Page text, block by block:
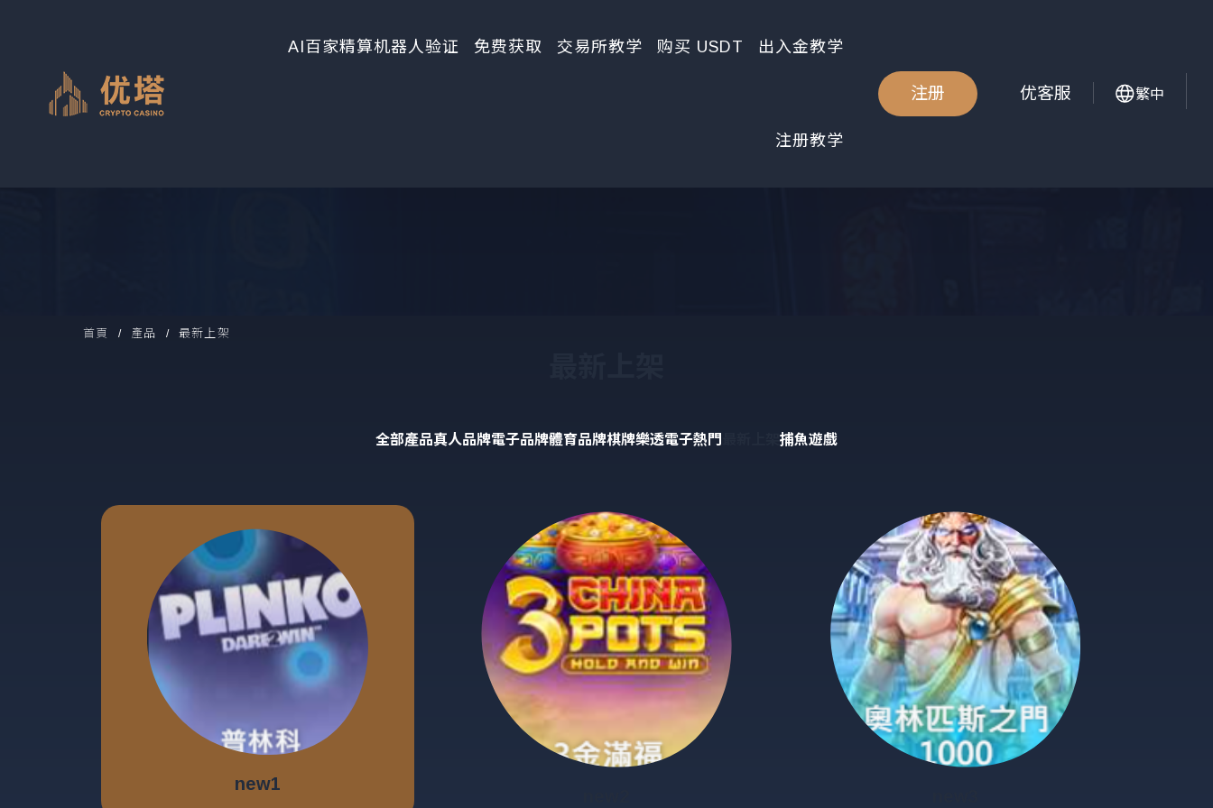
AI百家精算机器人验证 免费获取 交易所教学 购买 USDT 出入金教学
注册教学
注册 优客服 繁中
首頁 產品 最新上架
全部產品真人品牌電子品牌體育品牌棋牌樂透電子熱門 捕魚遊戲
new1